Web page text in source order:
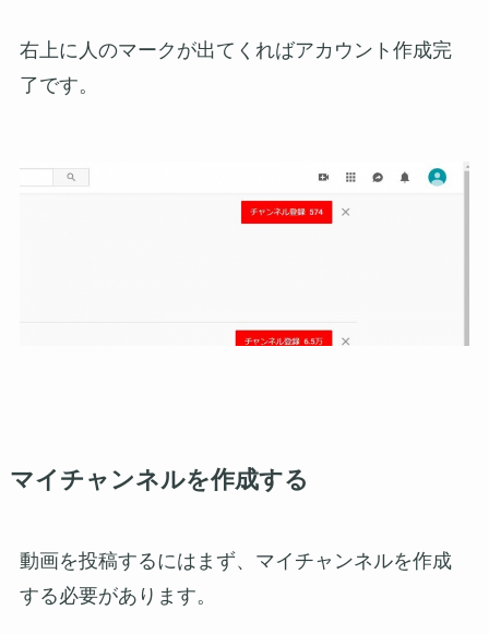
右上に人のマークが出てくればアカウント作成完
了です。
マイチャンネルを作成する
動画を投稿するにはまず、マイチャンネルを作成
する必要があります。